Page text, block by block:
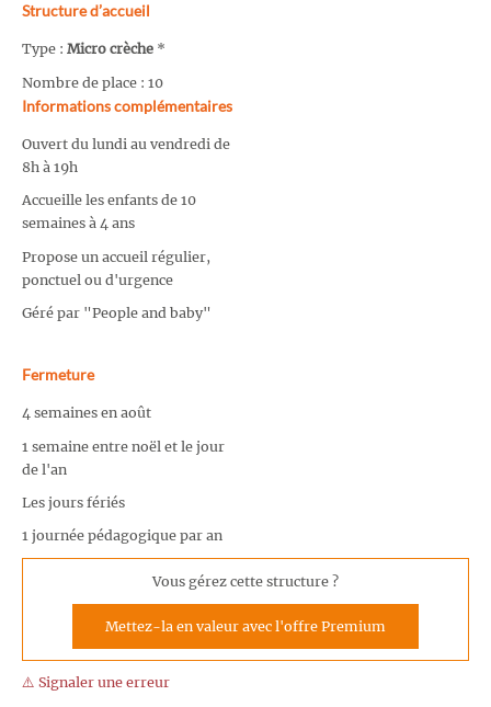
Structure d’accueil
Type : Micro crèche *
Nombre de place : 10
Informations complémentaires
Ouvert du lundi au vendredi de
8h à 19h
Accueille les enfants de 10
semaines à 4 ans
Propose un accueil régulier,
ponctuel ou d'urgence
Géré par "People and baby"
Fermeture
4 semaines en août
1 semaine entre noël et le jour
de l'an
Les jours fériés
1 journée pédagogique par an
Vous gérez cette structure ?
Mettez-la en valeur avec l'offre Premium
⚠️ Signaler une erreur